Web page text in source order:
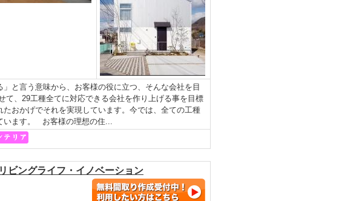
と言う意味から、お客様の役に立つ、そんな会社を目
、29工種全てに対応できる会社を作り上げる事を目標
おかげでそれを実現しています。今では、全ての工種
います。 お客様の理想の住...
ビングライフ・イノベーション